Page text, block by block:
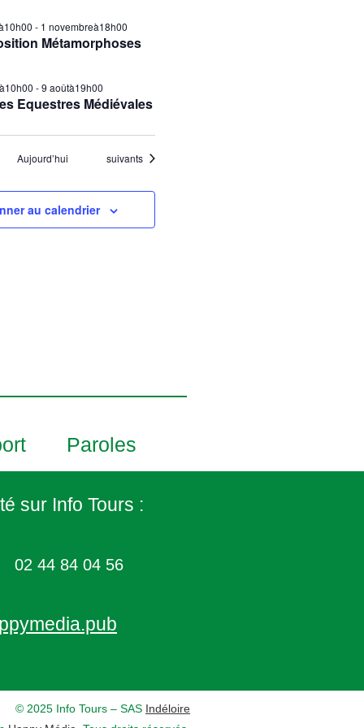
Métamorphoses
- 1 novembreà18h00
Equestres Médiévales
-9 aoûtà19h00
Aujourd’hui Évènements
suivants
au calendrier
Paroles
sur Info Tours :
02 44 84 04 56
© 2025 Info Tours – SAS Indéloire